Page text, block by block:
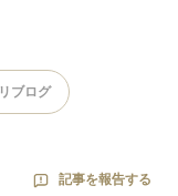
リブログ
記事を報告する